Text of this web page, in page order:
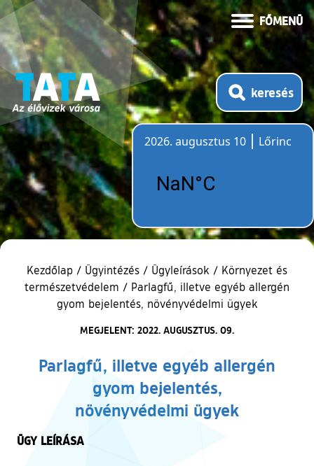
FŐMENÜ
keresés
2026. augusztus 10
Lőrinc
Kezdőlap / Ügyintézés / Ügyleírások / Környezet és
természetvédelem / Parlagfű, illetve egyéb allergén
gyom bejelentés, növényvédelmi ügyek
MEGJELENT: 2022. AUGUSZTUS. 09.
Parlagfű, illetve egyéb allergén
gyom bejelentés,
növényvédelmi ügyek
ÜGY LEÍRÁSA